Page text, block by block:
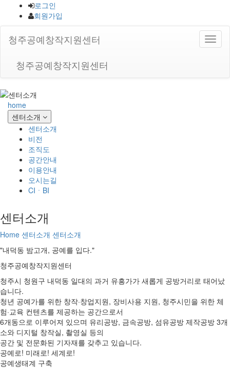
로그인
회원가입
청주공예창작지원센터
청주공예창작지원센터
home
센터소개
센터소개
비전
조직도
공간안내
이용안내
오시는길
CIㆍBI
센터소개
Home 센터소개 센터소개
"내덕동 밤고개, 공예를 입다."
청주공예창작지원센터
청주시 청원구 내덕동 일대의 과거 유흥가가 새롭게 공방거리로 태어났
습니다.
청년 공예가를 위한 창작·창업지원, 장비사용 지원, 청주시민을 위한 체
험·교육 컨텐츠를 제공하는 공간으로서
6개동으로 이루어져 있으며 유리공방, 금속공방, 섬유공방 제작공방 3개
소와 디지털 창작실, 촬영실 등의
공간 및 전문화된 기자재를 갖추고 있습니다.
공예로! 미래로! 세계로!
공예생태계 구축